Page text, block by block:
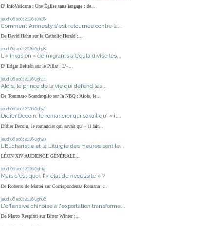
D' InfoVaticana : Une Église sans langage : de...
jeudi 06 août 2026 10h08
Comment Amnesty s'est retournée contre la...
De David Hahn sur le Catholic Herald :...
jeudi 06 août 2026 09h58
L’« invasion » de migrants à Ceuta divise les...
D' Edgar Beltrán sur le Pillar : L’«...
jeudi 06 août 2026 09h41
Alois, le prince de la vie qui défend les...
De Tommaso Scandroglio sur la NBQ : Alois, le...
jeudi 06 août 2026 09h32
Didier Decoin, le romancier qui savait qu' « il...
Didier Decoin, le romancier qui savait qu' « il fait...
jeudi 06 août 2026 09h20
L’Eucharistie et la Liturgie des Heures sont le...
LÉON XIV AUDIENCE GÉNÉRALE...
jeudi 06 août 2026 09h15
Mais c'est quoi, l’« état de nécessité » ?
De Roberto de Mattei sur Corrispondenza Romana :...
jeudi 06 août 2026 09h08
L'offensive chinoise à l'exportation transforme...
De Marco Respinti sur Bitter Winter :...